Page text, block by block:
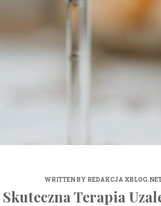
WRITTEN BY REDAKCJA
Skuteczna Terapia